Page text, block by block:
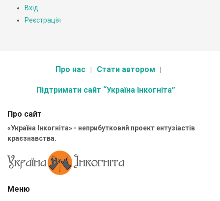
Вхід
Реєстрація
Про нас Стати автором
Підтримати сайт “Україна Інкогніта”
Про сайт
«Україна Інкогніта» - неприбутковий проект ентузіастів
краєзнавства.
Меню